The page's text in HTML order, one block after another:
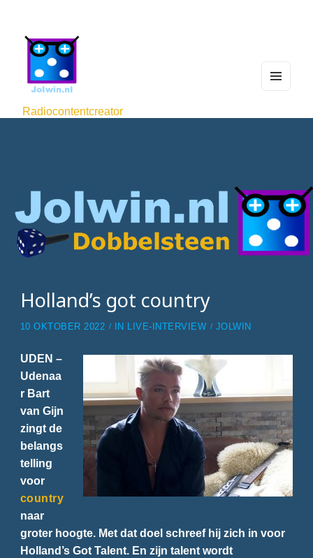
Radiocontentcreator
WIDG
Holland’s got country
10 OKTOBER 2022 IN LIVE-INTERVIEW JOLWIN
UDEN –
Udenaa
r Bart
van Gijn
zingt de
belangs
telling
voor
country
naar
groter hoogte. Met dat doel schreef hij zich in voor
Holland’s Got Talent. En zijn talent wordt